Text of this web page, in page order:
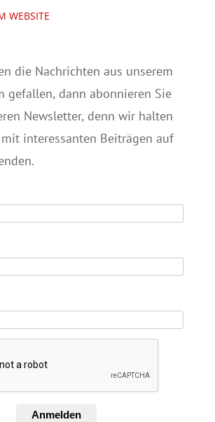
WEBSITE
die Nachrichten aus unserem
gefallen, dann abonnieren Sie
Newsletter, denn wir halten
interessanten Beiträgen auf
Anmelden